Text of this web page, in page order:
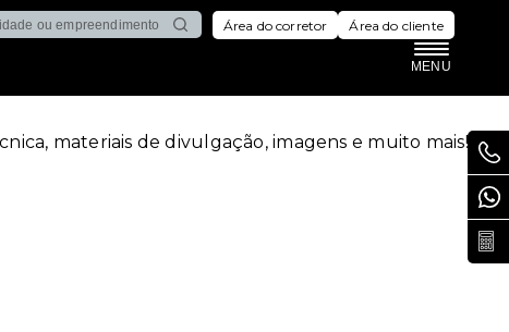
Área do corretor Área do cliente
MENU
PEDREIRAS
materiais de divulgação, imagens e muito mais!